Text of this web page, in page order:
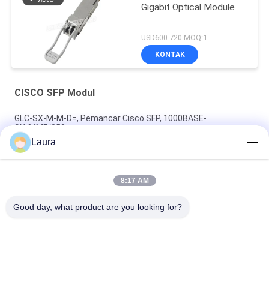
Gigabit Optical Module
USD600-720 MOQ:1
KONTAK
CISCO SFP Modul
GLC-SX-M-M-D=, Pemancar Cisco SFP, 1000BASE-
SX/MMF/850nm
SFP-25G-SR-S=, Modul SFP Cisco 25GBASE-SR, 25Gbps,
Konektor LC, MMF 100m
QSFP-100G-SWDM4 100G QSFP28 SWDM4 850-940nm 100m
Laura
8:17 AM
Good day, what product are you looking for?